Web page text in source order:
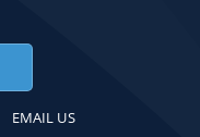
EMAIL US